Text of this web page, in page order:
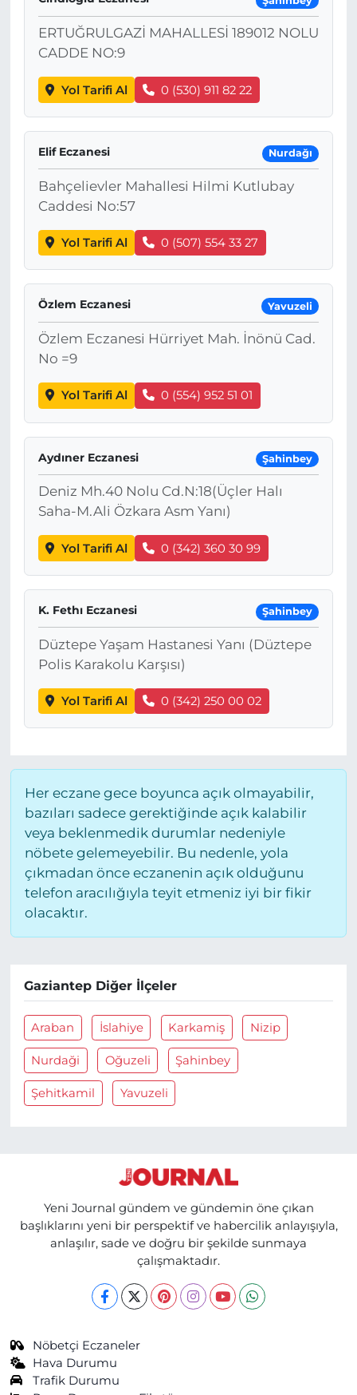
ERTUĞRULGAZİ MAHALLESİ 189012 NOLU
CADDE NO:9
Yol Tarifi Al 0 (530) 911 82 22
Elif Eczanesi Nurdağı
Bahçelievler Mahallesi Hilmi Kutlubay
Caddesi No:57
Yol Tarifi Al 0 (507) 554 33 27
Özlem Eczanesi Yavuzeli
Özlem Eczanesi Hürriyet Mah. İnönü Cad.
No =9
Yol Tarifi Al 0 (554) 952 51 01
Aydıner Eczanesi Şahinbey
Deniz Mh.40 Nolu Cd.N:18(Üçler Halı
Saha-M.Ali Özkara Asm Yanı)
Yol Tarifi Al 0 (342) 360 30 99
K. Fethı Eczanesi Şahinbey
Düztepe Yaşam Hastanesi Yanı (Düztepe
Polis Karakolu Karşısı)
Yol Tarifi Al 0 (342) 250 00 02
Her eczane gece boyunca açık olmayabilir,
bazıları sadece gerektiğinde açık kalabilir
veya beklenmedik durumlar nedeniyle
nöbete gelemeyebilir. Bu nedenle, yola
çıkmadan önce eczanenin açık olduğunu
telefon aracılığıyla teyit etmeniz iyi bir fikir
olacaktır.
Gaziantep Diğer İlçeler
Araban İslahiye Karkamiş Nizip
Nurdaği Oğuzeli Şahinbey
Şehitkamil Yavuzeli
Yeni Journal gündem ve gündemin öne çıkan
başlıklarını yeni bir perspektif ve habercilik anlayışıyla,
anlaşılır, sade ve doğru bir şekilde sunmaya
çalışmaktadır.
Nöbetçi Eczaneler
Hava Durumu
Trafik Durumu